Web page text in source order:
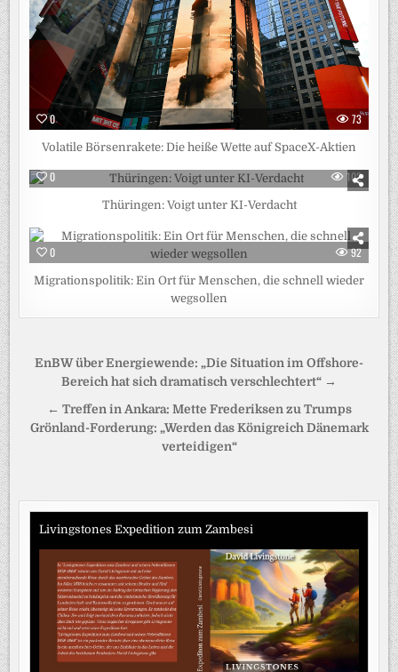
0 73
Volatile Börsenrakete: Die heiße Wette auf SpaceX-Aktien
0 102
Thüringen: Voigt unter KI-Verdacht
0 92
Migrationspolitik: Ein Ort für Menschen, die schnell wieder
wegsollen
Beitragsnavigation
EnBW über Energiewende: „Die Situation im Offshore-
Bereich hat sich dramatisch verschlechtert“ →
← Treffen in Ankara: Mette Frederiksen zu Trumps
Grönland-Forderung: „Werden das Königreich Dänemark
verteidigen“
Livingstones Expedition zum Zambesi